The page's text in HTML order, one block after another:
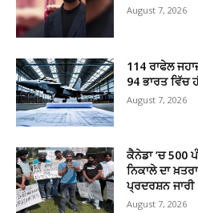
August 7, 2026
114 ਰਾਫੇਲ
94 ਭਾਰਤ ਵਿੱਚ
August 7, 2026
ਕੈਨੇਡਾ ‘ਚ 500
ਨਿਕਾਲੇ ਦਾ
ਪ੍ਰਦਰਸ਼ਨ ਜਾਰੀ
August 7, 2026